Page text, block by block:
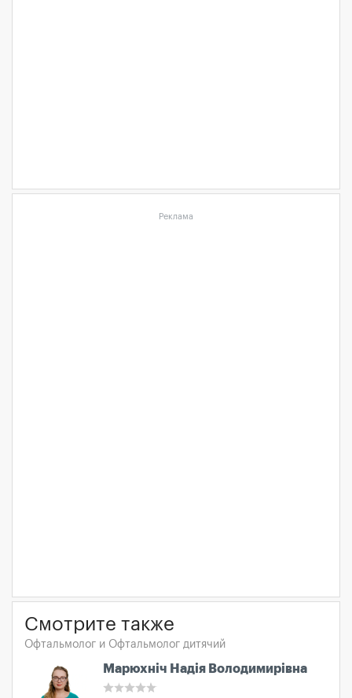
Реклама
Смотрите также
Офтальмолог и Офтальмолог дитячий
Марюхніч Надія Володимирівна